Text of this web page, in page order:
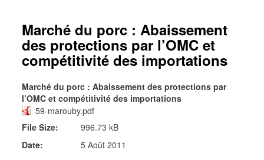
Marché du porc : Abaissement
des protections par l’OMC et
compétitivité des importations
Marché du porc : Abaissement des protections par
l’OMC et compétitivité des importations
59-marouby.pdf
File Size:
996.73 kB
Date:
5 Août 2011